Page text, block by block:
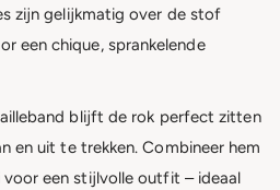
zijn gelijkmatig over de stof
een chique, sprankelende
blijft de rok perfect zitten
en uit te trekken. Combineer hem
een stijlvolle outfit – ideaal